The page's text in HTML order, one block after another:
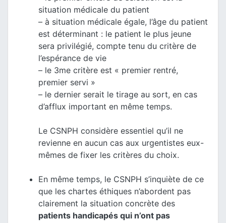
situation médicale du patient
– à situation médicale égale, l’âge du patient
est déterminant : le patient le plus jeune
sera privilégié, compte tenu du critère de
l’espérance de vie
– le 3me critère est « premier rentré,
premier servi »
– le dernier serait le tirage au sort, en cas
d’afflux important en même temps.
Le CSNPH considère essentiel qu’il ne
revienne en aucun cas aux urgentistes eux-
mêmes de fixer les critères du choix.
En même temps, le CSNPH s’inquiète de ce
que les chartes éthiques n’abordent pas
clairement la situation concrète des
patients handicapés qui n’ont pas